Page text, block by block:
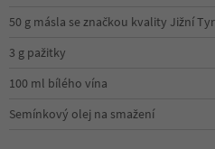
50 g másla se značkou kvality Jižní
3 g pažitky
100 ml bílého vína
Semínkový olej na smažení